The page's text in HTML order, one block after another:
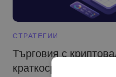
СТРАТЕГИИ
Търговия с
краткосрочна печалба